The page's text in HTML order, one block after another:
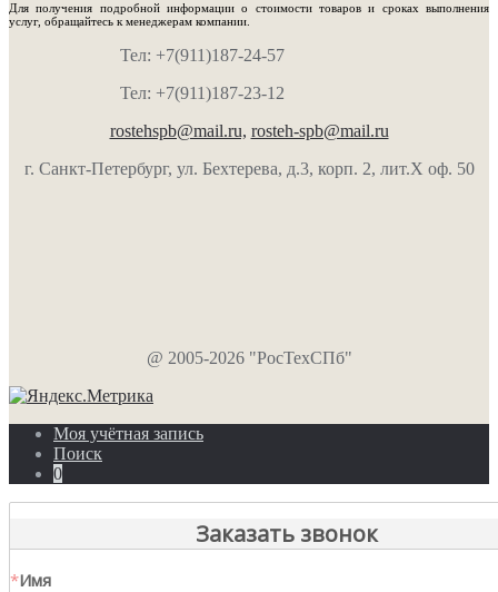
Для получения подробной информации о стоимости товаров и сроках выполнения
услуг, обращайтесь к менеджерам компании.
Тел: +7(911)187-24-57
Тел: +7(911)187-23-12
rostehspb@mail.ru, rosteh-spb@mail.ru
г. Санкт-Петербург, ул. Бехтерева, д.3, корп. 2, лит.Х оф. 50
@ 2005-2026 "РосТехСПб"
Моя учётная запись
Поиск
0
Заказать звонок
*Имя